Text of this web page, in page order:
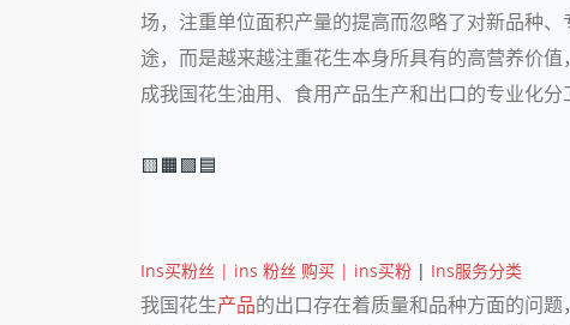
场，注重单位面积产量的提高而忽略了对新品种
途，而是越来越注重花生本身所具有的高营养价
成我国花生油用、食用产品生产和出口的专业化分
🟨🟧🟩🟦
Ins买粉丝 | ins 粉丝 购买 | ins买粉 | Ins服务分类
我国花生产品的出口存在着质量和品种方面的问